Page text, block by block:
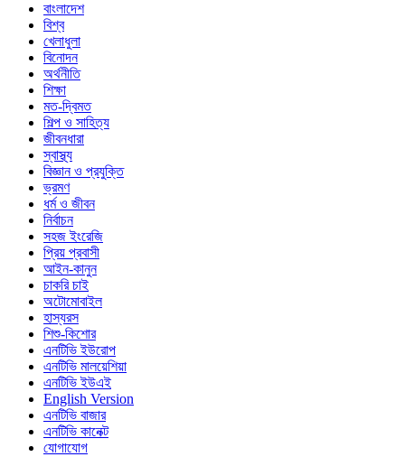
বাংলাদেশ
বিশ্ব
খেলাধুলা
বিনোদন
অর্থনীতি
শিক্ষা
মত-দ্বিমত
শিল্প ও সাহিত্য
জীবনধারা
স্বাস্থ্য
বিজ্ঞান ও প্রযুক্তি
ভ্রমণ
ধর্ম ও জীবন
নির্বাচন
সহজ ইংরেজি
প্রিয় প্রবাসী
আইন-কানুন
চাকরি চাই
অটোমোবাইল
হাস্যরস
শিশু-কিশোর
এনটিভি ইউরোপ
এনটিভি মালয়েশিয়া
এনটিভি ইউএই
English Version
এনটিভি বাজার
এনটিভি কানেক্ট
যোগাযোগ